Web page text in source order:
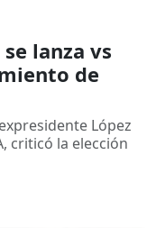
lanza vs
de
López
criticó la elección